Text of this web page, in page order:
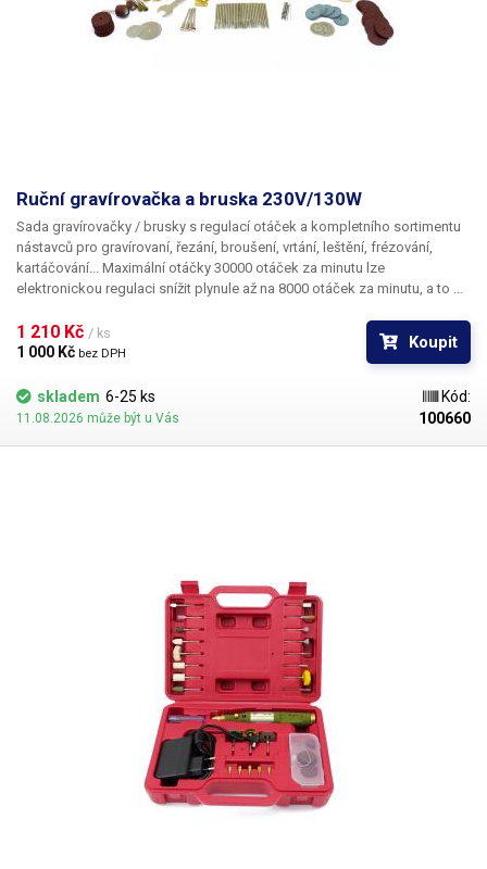
Ruční gravírovačka a bruska 230V/130W
Sada gravírovačky / brusky s regulací otáček a kompletního sortimentu
nástavců pro gravírovaní, řezání, broušení, vrtání, leštění, frézování,
kartáčování... Maximální otáčky 30000 otáček za minutu lze
elektronickou regulaci snížit plynule až na 8000 otáček za minutu, a to při
důležité při jemném vrtání, kartáčování a leštění.
1 210 Kč / ks
1 000 Kč bez DPH
Koupit
skladem 6-25 ks
11.08.2026 může být u Vás
Kód:
100660